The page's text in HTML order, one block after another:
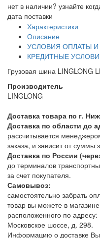
нет в наличии? узнайте
дата поставки
Характеристики
Описание
УСЛОВИЯ ОПЛАТЫ И
КРЕДИТНЫЕ
Грузовая шина LINGLONG
Производитель
LINGLONG
Доставка товара по г.
Доставка по области до
рассчитывается
заказа, и зависит от суммы
Доставка по России
до терминалов
за счет покупателя.
Самовывоз:
самостоятельно забрать
товар вы можете в
расположенного по
Московское шоссе, д. 298.
Информацию о доставке